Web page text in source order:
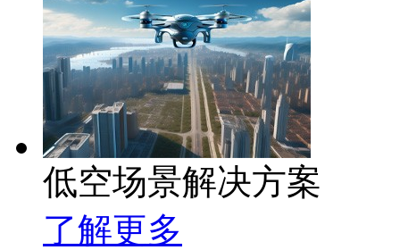
低空场景解决方案
了解更多